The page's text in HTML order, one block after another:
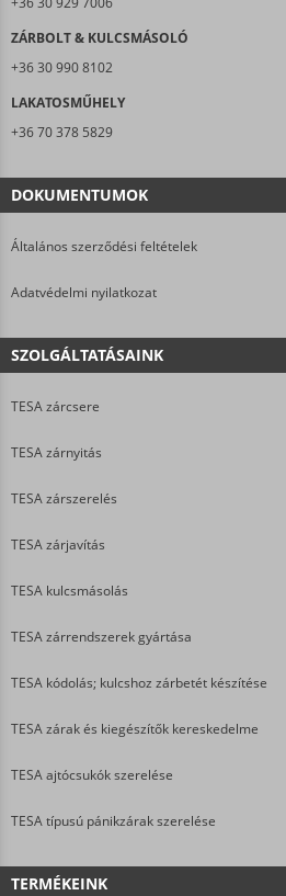
ZÁRBOLT & KULCSMÁSOLÓ
+36 30 990 8102
LAKATOSMŰHELY
+36 70 378 5829
DOKUMENTUMOK
Általános szerződési feltételek
Adatvédelmi nyilatkozat
SZOLGÁLTATÁSAINK
TESA zárcsere
TESA zárnyitás
TESA zárszerelés
TESA zárjavítás
TESA kulcsmásolás
TESA zárrendszerek gyártása
TESA kódolás; kulcshoz zárbetét készítése
TESA zárak és kiegészítők kereskedelme
TESA ajtócsukók szerelése
TESA típusú pánikzárak szerelése
TERMÉKEINK